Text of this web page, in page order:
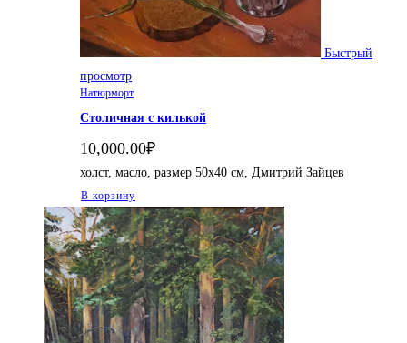
Быстрый
просмотр
Натюрморт
Столичная с килькой
10,000.00₽
холст, масло, размер 50х40 см, Дмитрий Зайцев
В корзину